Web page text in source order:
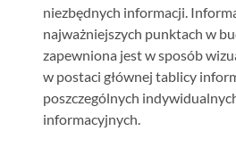
niezbędnych informacji.
najważniejszych punktach w
zapewniona jest w sposób
w postaci głównej tablicy
poszczególnych
informacyjnych.